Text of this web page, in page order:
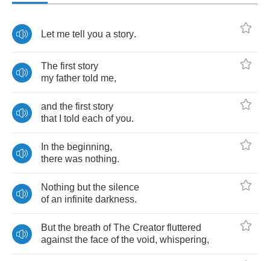
Let me tell you a story.
The first story
my father told me,
and the first story
that
told each of you.
In the beginning,
there was nothing.
Nothing but the silence
of an infinite darkness.
But the breath of The Creator fluttered
against the face of the void, whispering,